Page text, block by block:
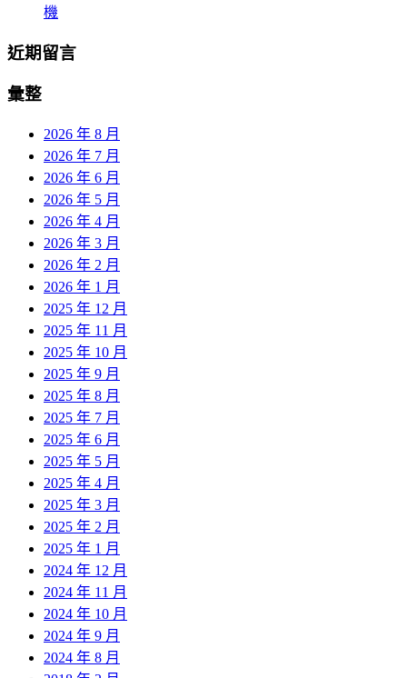
機
近期留言
彙整
2026 年 8 月
2026 年 7 月
2026 年 6 月
2026 年 5 月
2026 年 4 月
2026 年 3 月
2026 年 2 月
2026 年 1 月
2025 年 12 月
2025 年 11 月
2025 年 10 月
2025 年 9 月
2025 年 8 月
2025 年 7 月
2025 年 6 月
2025 年 5 月
2025 年 4 月
2025 年 3 月
2025 年 2 月
2025 年 1 月
2024 年 12 月
2024 年 11 月
2024 年 10 月
2024 年 9 月
2024 年 8 月